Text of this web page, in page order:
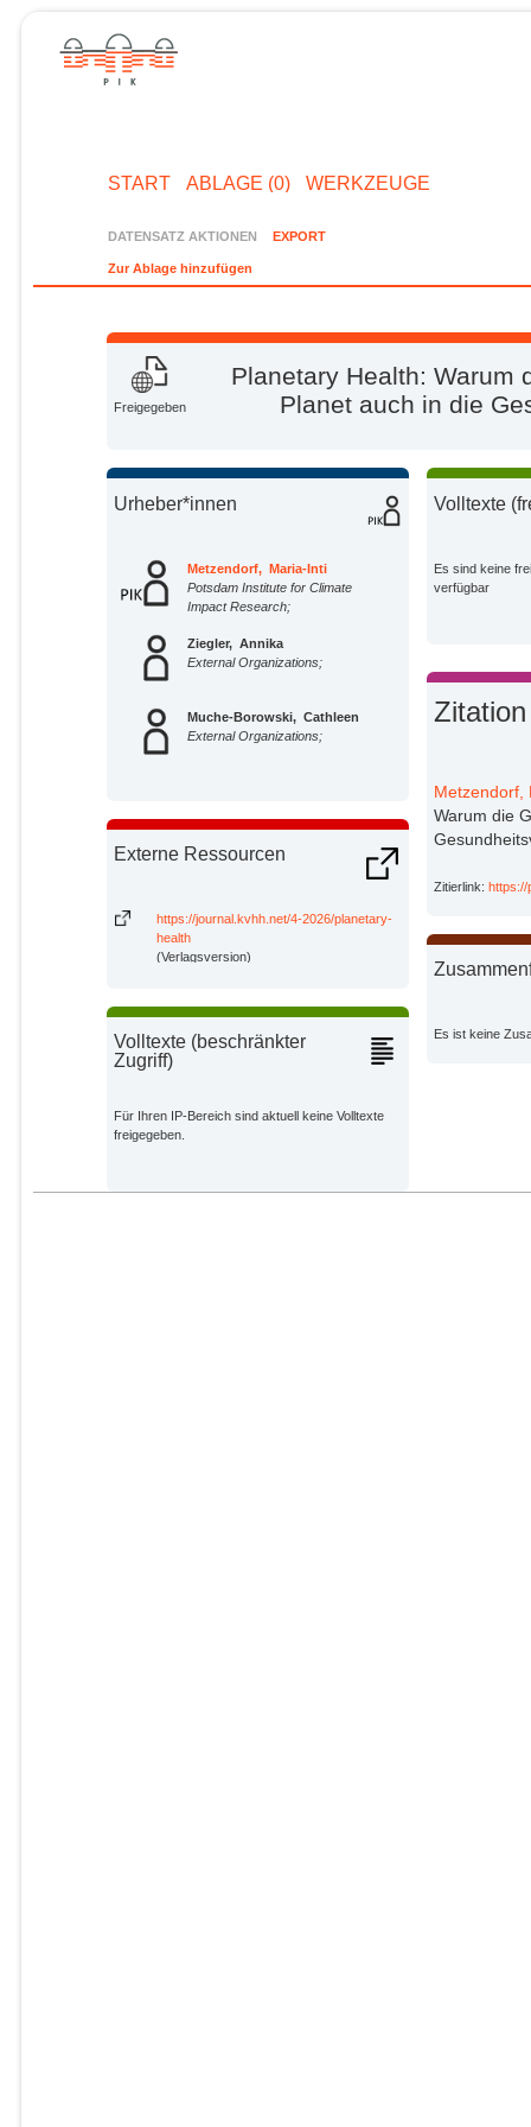
START ABLAGE (0) WERKZEUGE
DATENSATZ AKTIONEN EXPORT
Zur Ablage hinzufügen
Freigegeben
Planetary Health: Warum
Planet auch in die
Urheber*innen
Metzendorf, Maria-Inti
Potsdam Institute for Climate
Impact Research;
Ziegler, Annika
External Organizations;
Muche-Borowski, Cathleen
External Organizations;
Externe Ressourcen
https://journal.kvhh.net/4-2026/planetary-
health
(Verlagsversion)
Volltexte (beschränkter
Zugriff)
Für Ihren IP-Bereich sind aktuell keine Volltexte
freigegeben.
Volltexte
Es sind keine
verfügbar
Zitation
Metzendorf,
Warum die
Zitierlink:https://
Es ist keine